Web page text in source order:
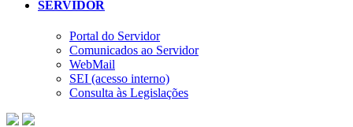
SERVIDOR
Portal do Servidor
Comunicados ao Servidor
WebMail
SEI (acesso interno)
Consulta às Legislações